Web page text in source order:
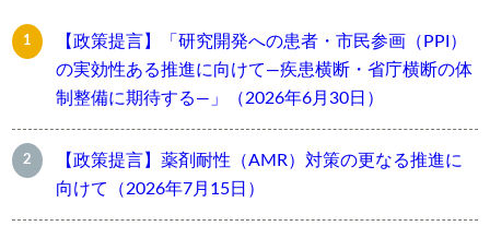
【政策提言】「研究開発への患者・市民参画（PPI）
の実効性ある推進に向けて―疾患横断・省庁横断の体
制整備に期待する―」（2026年6月30日）
【政策提言】薬剤耐性（AMR）対策の更なる推進に
向けて（2026年7月15日）